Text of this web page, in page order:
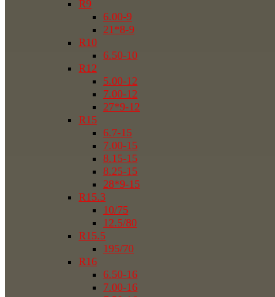
R9
6.00-9
21*8-9
R10
6.50-10
R12
5.00-12
7.00-12
27*9-12
R15
6.7-15
7.00-15
8.15-15
8.25-15
28*9-15
R15.3
10/75
12.5/80
R15.5
195/70
R16
6.50-16
7.00-16